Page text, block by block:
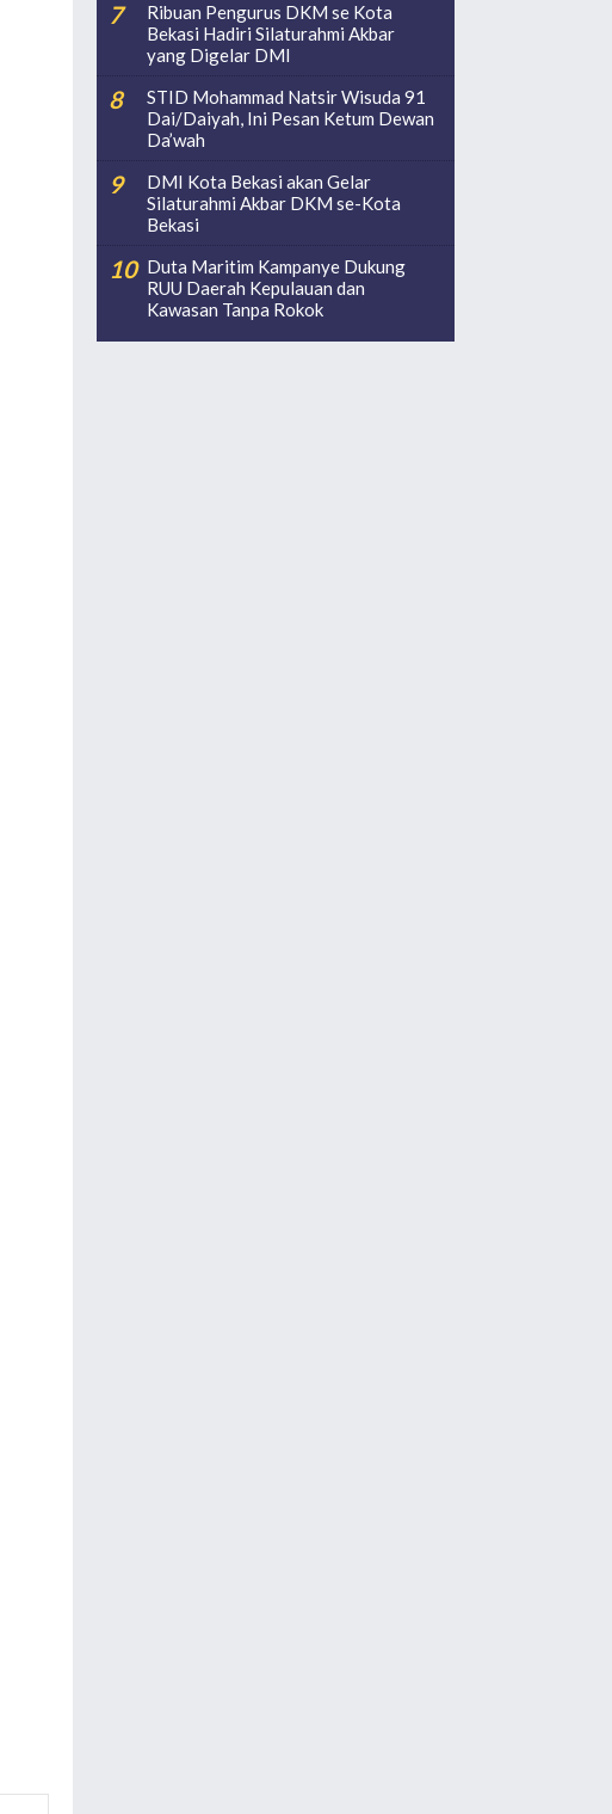
Ribuan Pengurus DKM se Kota
Bekasi Hadiri Silaturahmi Akbar
yang Digelar DMI
STID Mohammad Natsir Wisuda 91
Dai/Daiyah, Ini Pesan Ketum Dewan
Da’wah
DMI Kota Bekasi akan Gelar
Silaturahmi Akbar DKM se-Kota
Bekasi
Duta Maritim Kampanye Dukung
RUU Daerah Kepulauan dan
Kawasan Tanpa Rokok